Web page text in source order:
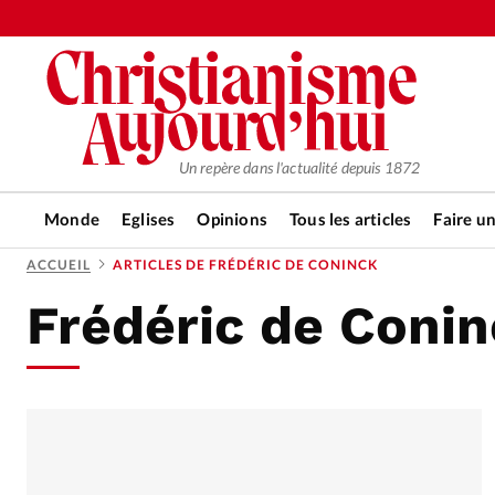
Un repère dans l'actualité depuis 1872
Monde Eglises Opinions Tous les articles Faire
RUBRIQUES
Tous les articles
ACCUEIL ARTICLES DE FRÉDÉRIC DE CONINCK
Frédéric de